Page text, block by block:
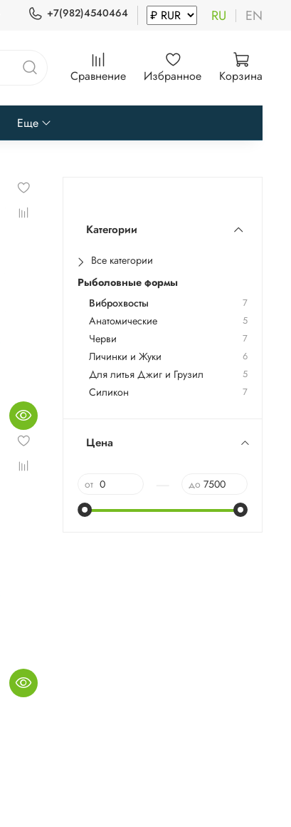
+7(982)4540464 RU EN
Сравнение Избранное Корзина
Еще
Категории
Все категории
Рыболовные формы
Виброхвосты
7
Анатомические 5
Черви 7
Личинки и Жуки 6
Для литья Джиг и Грузил 5
Силикон 7
Цена
от до